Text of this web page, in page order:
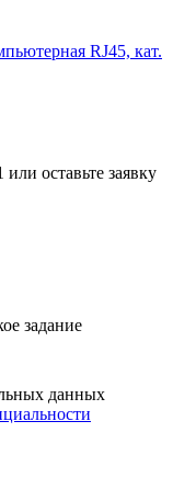
RJ45, кат.
или оставьте заявку
задание
данных